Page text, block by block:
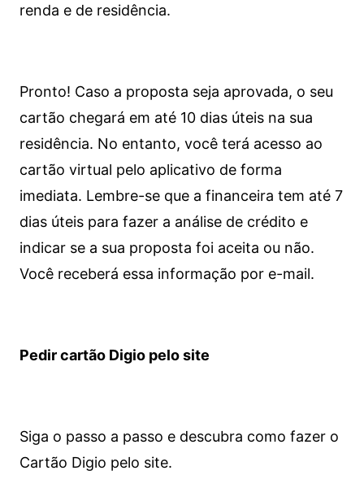
renda e de residência.
Pronto! Caso a proposta seja aprovada, o seu
cartão chegará em até 10 dias úteis na sua
residência. No entanto, você terá acesso ao
cartão virtual pelo aplicativo de forma
imediata. Lembre-se que a financeira tem até 7
dias úteis para fazer a análise de crédito e
indicar se a sua proposta foi aceita ou não.
Você receberá essa informação por e-mail.
Pedir cartão Digio pelo site
Siga o passo a passo e descubra como fazer o
Cartão Digio pelo site.